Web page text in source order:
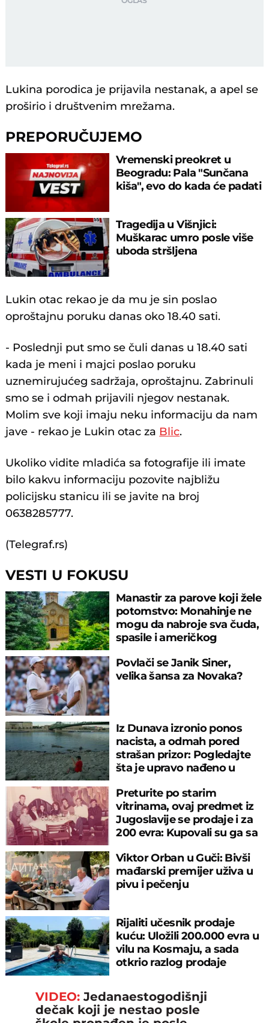
Lukina porodica je prijavila nestanak, a apel se
proširio i društvenim mrežama.
PREPORUČUJEMO
Vremenski preokret u
Beogradu: Pala "Sunčana
kiša", evo do kada će padati
Tragedija u Višnjici:
Muškarac umro posle više
uboda stršljena
Lukin otac rekao je da mu je sin poslao
oproštajnu poruku danas oko 18.40 sati.
- Poslednji put smo se čuli danas u 18.40 sati
kada je meni i majci poslao poruku
uznemirujućeg sadržaja, oproštajnu. Zabrinuli
smo se i odmah prijavili njegov nestanak.
Molim sve koji imaju neku informaciju da nam
jave - rekao je Lukin otac za Blic.
Ukoliko vidite mladića sa fotografije ili imate
bilo kakvu informaciju pozovite najbližu
policijsku stanicu ili se javite na broj
0638285777.
(Telegraf.rs)
VESTI U FOKUSU
Manastir za parove koji žele
potomstvo: Monahinje ne
mogu da nabroje sva čuda,
spasile i američkog
Povlači se Janik Siner,
velika šansa za Novaka?
Iz Dunava izronio ponos
nacista, a odmah pored
strašan prizor: Pogledajte
šta je upravo nađeno u
Preturite po starim
vitrinama, ovaj predmet iz
Jugoslavije se prodaje i za
200 evra: Kupovali su ga sa
Viktor Orban u Guči: Bivši
mađarski premijer uživa u
pivu i pečenju
Rijaliti učesnik prodaje
kuću: Uložili 200.000 evra u
vilu na Kosmaju, a sada
otkrio razlog prodaje
VIDEO: Jedanaestogodišnji
dečak koji je nestao posle